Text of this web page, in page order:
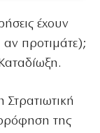
έχουν
αν προτιμάτε);
Στρατιωτική
της